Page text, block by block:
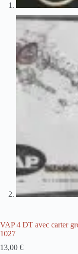
VAP 4 DT avec carter
1027
13,00 €